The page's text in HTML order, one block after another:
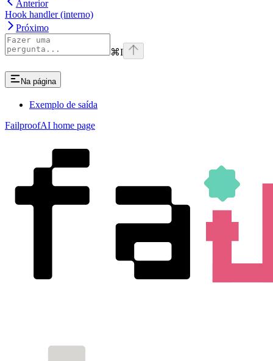
Anterior
Hook handler (interno)
Próximo
⌘I
Na página
Exemplo de saída
FailproofAI home page